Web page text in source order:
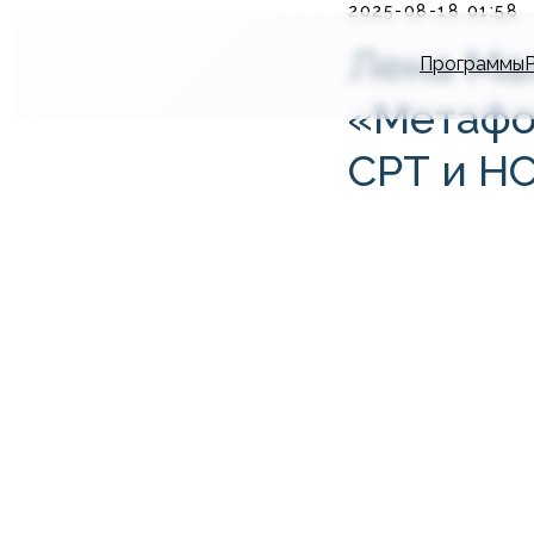
Программы
2025-08-18 01:58
Лена
СРТ и